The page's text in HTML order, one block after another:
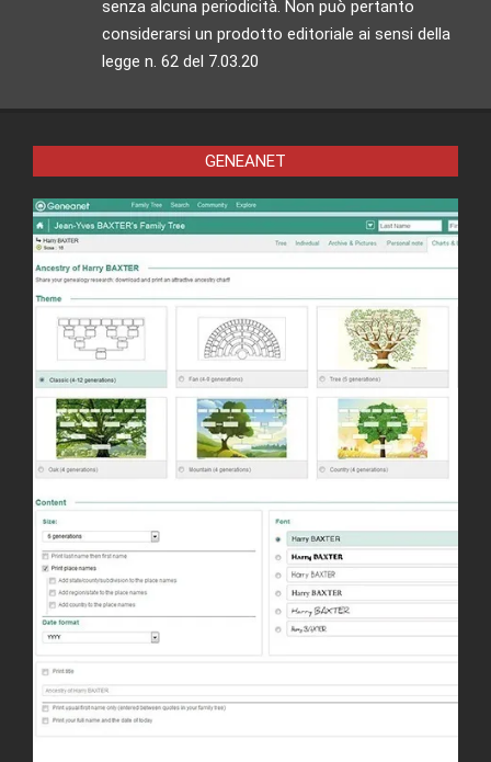
senza alcuna periodicità. Non può pertanto
considerarsi un prodotto editoriale ai sensi della
legge n. 62 del 7.03.20
GENEANET